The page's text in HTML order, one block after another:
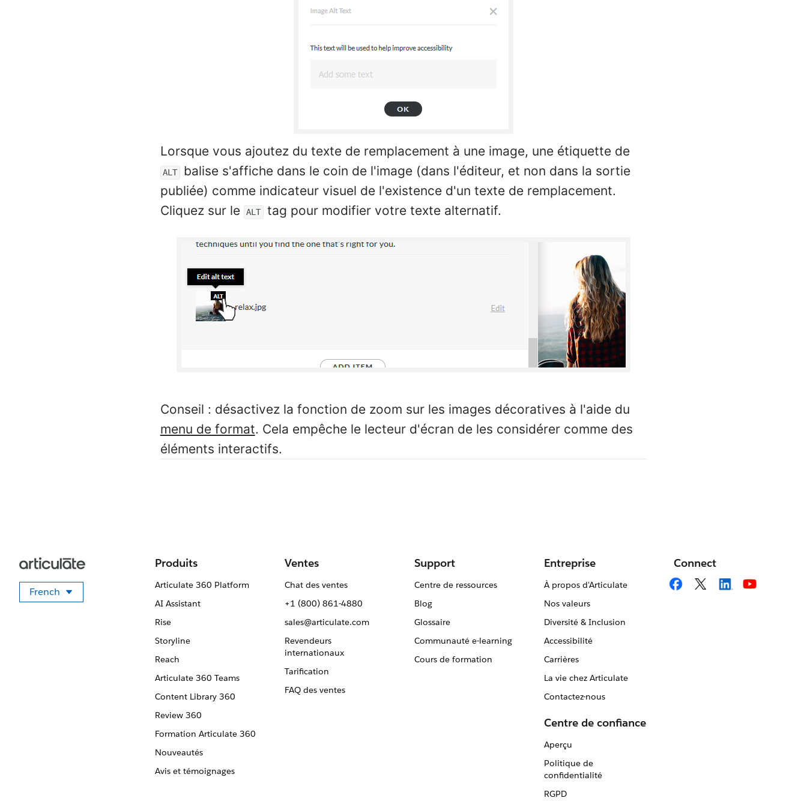
Lorsque vous ajoutez du texte de remplacement à une image, une étiquette de
ALT balise s'affiche dans le coin de l'image (dans l'éditeur, et non dans la sortie
publiée) comme indicateur visuel de l'existence d'un texte de remplacement.
Cliquez sur le
ALT tag pour modifier votre texte alternatif.
Conseil : désactivez la fonction de zoom sur les images décoratives à l'aide du
menu de format. Cela empêche le lecteur d'écran de les considérer comme des
éléments interactifs.
French
Sélectionner votre langue
Produits
Articulate 360 Platform
AI Assistant
Rise
Storyline
Reach
Articulate 360 Teams
Content Library 360
Review 360
Formation Articulate 360
Nouveautés
Avis et témoignages
Ventes
Chat des ventes
+1 (800) 861-4880
sales@articulate.com
Revendeurs
internationaux
Tarification
FAQ des ventes
Support
Centre de ressources
Blog
Glossaire
Communauté e-learning
Cours de formation
Entreprise
À propos d'Articulate
Nos valeurs
Diversité & Inclusion
Accessibilité
Carrières
La vie chez Articulate
Contactez-nous
Centre de confiance
Aperçu
Politique de
confidentialité
RGPD
Connect